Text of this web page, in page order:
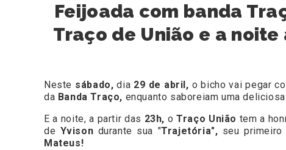
Feijoada com banda
Traço de União e a
Neste sábado, dia 29 de abril, o bicho vai pegar
da Banda Traço, enquanto saboreiam uma
E a noite, a partir das 23h, oTraço União tem a
de Yvison durante sua "Trajetória", seu
Mateus!